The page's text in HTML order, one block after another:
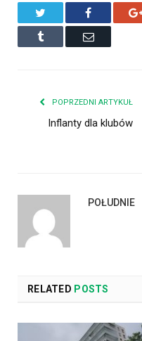
Facebook
Tumblr Email
POPRZEDNI ARTYKUŁ
Inflanty dla klubów
POŁUDNIE
RELATED POSTS